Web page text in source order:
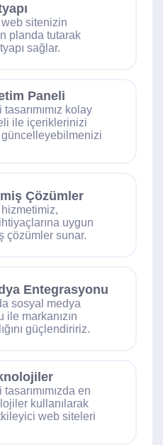
web sitenizin
planda tutarak
sağlar.
Paneli
kolay
ile içeriklerinizi
Çözümler
hizmetimiz,
uygun
çözümler sunar.
Entegrasyonu
sosyal medya
ile markanızın
güçlendiririz.
en
kullanılarak
web siteleri